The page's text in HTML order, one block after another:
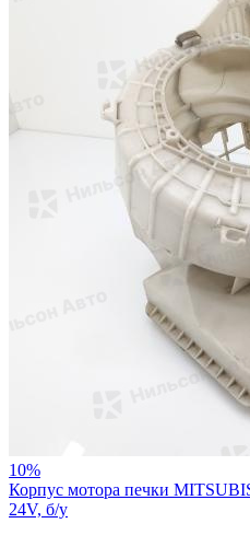
10%
Корпус мотора печки
24V, б/у